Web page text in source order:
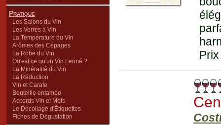
Pratique
Les Salons du Vin
Les Verres à Vin
La Température du Vin
Arômes des Cépages
La Robe du Vin
Qu'est ce qu'un Vin Fermé ?
La Minéralité du Vin
La Réduction
Vin et Carafe
Bouteille entamée
Accords Vin et Mets
Le Décollage d'Étiquettes
Fiches de Dégustation